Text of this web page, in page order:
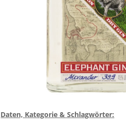
Daten, Kategorie & Schlagwörter: